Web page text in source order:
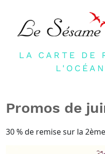
ACCUEIL
BLOG
NEWSLETTER
LA CARTE DE
Promos de
30 % de remise sur la